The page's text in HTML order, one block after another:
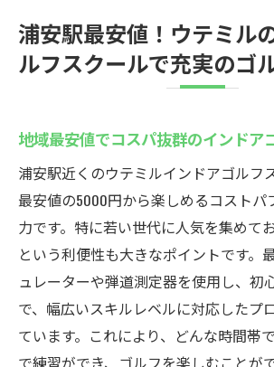
浦安駅最安値！ウテミル
ルフスクールで充実のゴ
地域最安値でコスパ抜群のインドア
浦安駅近くのウテミルインドアゴルフ
最安値の5000円から楽しめるコストパ
力です。特に若い世代に人気を集めて
という利便性も大きなポイントです。
ュレーターや弾道測定器を使用し、初
で、幅広いスキルレベルに対応したプ
ています。これにより、どんな時間帯
で練習ができ、ゴルフを楽しむことが